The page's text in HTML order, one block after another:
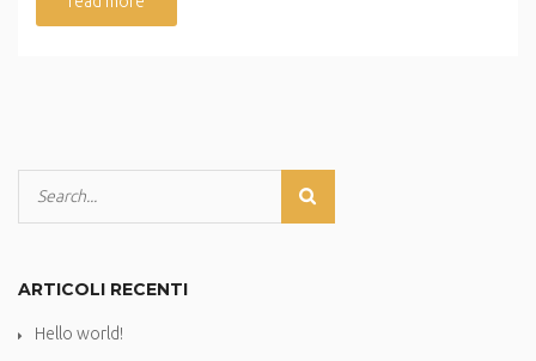
ARTICOLI RECENTI
Hello world!